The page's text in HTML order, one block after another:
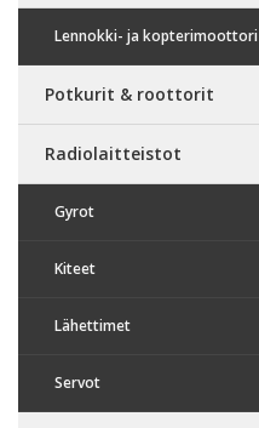
Lennokki- ja kopterimoottori
Potkurit & roottorit
Radiolaitteistot
Gyrot
Kiteet
Lähettimet
Servot